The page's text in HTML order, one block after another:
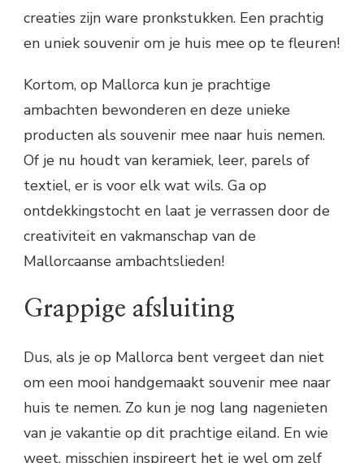
creaties zijn ware pronkstukken. Een prachtig
en uniek souvenir om je huis mee op te fleuren!
Kortom, op Mallorca kun je prachtige
ambachten bewonderen en deze unieke
producten als souvenir mee naar huis nemen.
Of je nu houdt van keramiek, leer, parels of
textiel, er is voor elk wat wils. Ga op
ontdekkingstocht en laat je verrassen door de
creativiteit en vakmanschap van de
Mallorcaanse ambachtslieden!
Grappige afsluiting
Dus, als je op Mallorca bent vergeet dan niet
om een mooi handgemaakt souvenir mee naar
huis te nemen. Zo kun je nog lang nagenieten
van je vakantie op dit prachtige eiland. En wie
weet, misschien inspireert het je wel om zelf